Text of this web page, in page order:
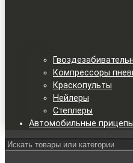
Компрессоры
Краскопульты
Нейлеры
Степлеры
Автомобильные прицепы